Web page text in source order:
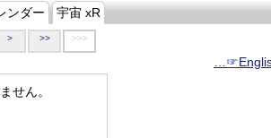
ンダー 宇宙 xR
> >> >>>
せん。